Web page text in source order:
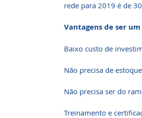
rede para 2019 é de
Vantagens de ser
Baixo custo de
Não precisa de estoque
Não precisa ser do
Treinamento e